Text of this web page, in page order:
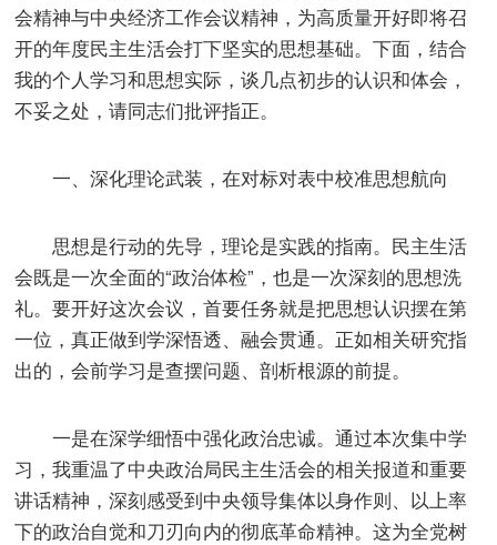
会精神与中央经济工作会议精神，为高质量开好即将召
开的年度民主生活会打下坚实的思想基础。下面，结合
我的个人学习和思想实际，谈几点初步的认识和体会，
不妥之处，请同志们批评指正。
一、深化理论武装，在对标对表中校准思想航向
思想是行动的先导，理论是实践的指南。民主生活
会既是一次全面的“政治体检”，也是一次深刻的思想洗
礼。要开好这次会议，首要任务就是把思想认识摆在第
一位，真正做到学深悟透、融会贯通。正如相关研究指
出的，会前学习是查摆问题、剖析根源的前提。
一是在深学细悟中强化政治忠诚。通过本次集中学
习，我重温了中央政治局民主生活会的相关报道和重要
讲话精神，深刻感受到中央领导集体以身作则、以上率
下的政治自觉和刀刃向内的彻底革命精神。这为全党树